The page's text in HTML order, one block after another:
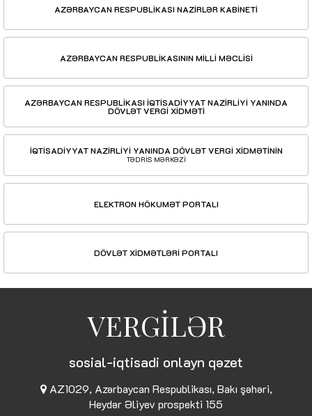
AZƏRBAYCAN RESPUBLİKASI NAZİRLƏR KABİNETİ
AZƏRBAYCAN RESPUBLİKASININ MİLLİ MƏCLİSİ
AZƏRBAYCAN RESPUBLİKASI İQTİSADİYYAT NAZİRLİYİ YANINDA
DÖVLƏT VERGİ XİDMƏTİ
İQTİSADİYYAT NAZİRLİYİ YANINDA DÖVLƏT VERGİ XİDMƏTİNİN
TƏDRİS MƏRKƏZİ
ELEKTRON HÖKUMƏT PORTALI
DÖVLƏT XİDMƏTLƏRİ PORTALI
VERGİLƏR
sosial-iqtisadi onlayn qəzet
AZ1029, Azərbaycan Respublikası, Bakı şəhəri,
Heydər Əliyev prospekti 155